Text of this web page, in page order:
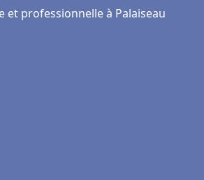
professionnelle à Palaiseau